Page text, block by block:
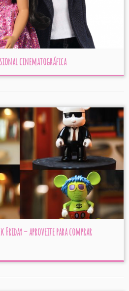
cinematográfica
Friday – aproveite para comprar